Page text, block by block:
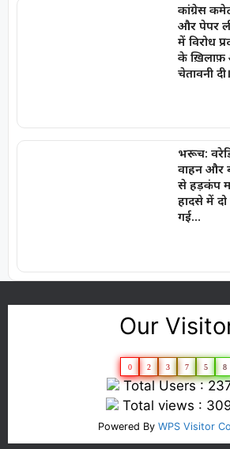
कांग्रेस
और पेपर
में विरोध
के ख़िलाफ़
चेतावनी दी।
भरूच:
वाहन और
से हड़कंप
हादसे में दो
गई…
Our
0 2 3 7 5 8
Total Users :
Total views :
Powered By WPS Visitor